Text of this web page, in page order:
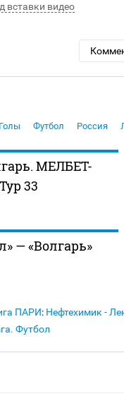
вставки видео
Голы Футбол Россия
МЕЛБЕТ-
33
— «Волгарь»
ПАРИ: Нефтехимик -
Футбол